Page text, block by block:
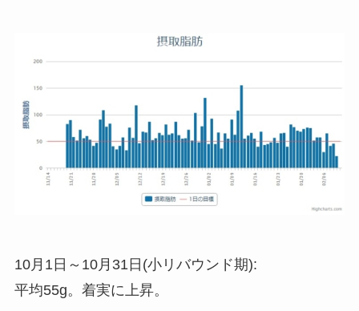
10月1日～10月31日(小リバウンド期):
平均55g。着実に上昇。